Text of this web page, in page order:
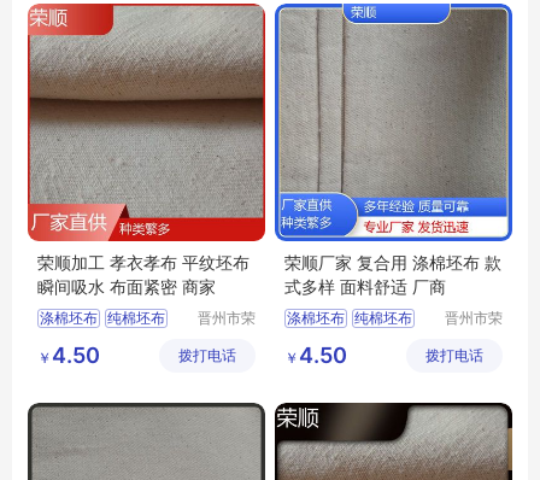
荣顺加工 孝衣孝布 平纹坯布
瞬间吸水 布面紧密 商家
涤棉坯布 纯棉坯布
涤棉起绒布
平纹坯布
晋州市荣
限公司
￥ 4.50 拨打电话
荣顺厂家 复合用 涤棉坯布 款
式多样 面料舒适 厂商
涤棉坯布 纯棉坯布
涤棉起绒布
平纹坯布
晋州市荣
限公司
￥ 4.50 拨打电话